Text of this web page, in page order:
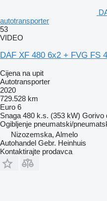
autotransporter
53
VIDEO
DAF XF 480 6x2 + FVG FS
Cijena na upit
Autotransporter
2020
729.528 km
Euro 6
Snaga 480 k.s. (353 kW) Gorivo
Ogibljenje pneumatski/
Nizozemska, Almelo
Autohandel Gebr. Heinhuis
Kontaktirajte prodavca